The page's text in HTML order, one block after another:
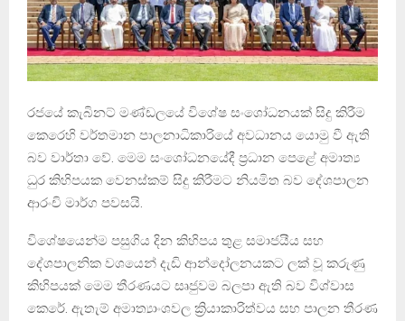
රජයේ කැබිනට් මණ්ඩලයේ විශේෂ සංශෝධනයක් සිදු කිරීම
කෙරෙහි වර්තමාන පාලනාධිකාරියේ අවධානය යොමු වී ඇති
බව වාර්තා වේ. මෙම සංශෝධනයේදී ප්‍රධාන පෙළේ අමාත්‍ය
ධුර කිහිපයක වෙනස්කම් සිදු කිරීමට නියමිත බව දේශපාලන
ආරංචි මාර්ග පවසයි.
විශේෂයෙන්ම පසුගිය දින කිහිපය තුළ සමාජයීය සහ
දේශපාලනික වශයෙන් දැඩි ආන්දෝලනයකට ලක් වූ කරුණු
කිහිපයක් මෙම තීරණයට සෘජුවම බලපා ඇති බව විශ්වාස
කෙරේ. ඇතැම් අමාත්‍යාංශවල ක්‍රියාකාරිත්වය සහ පාලන තීරණ